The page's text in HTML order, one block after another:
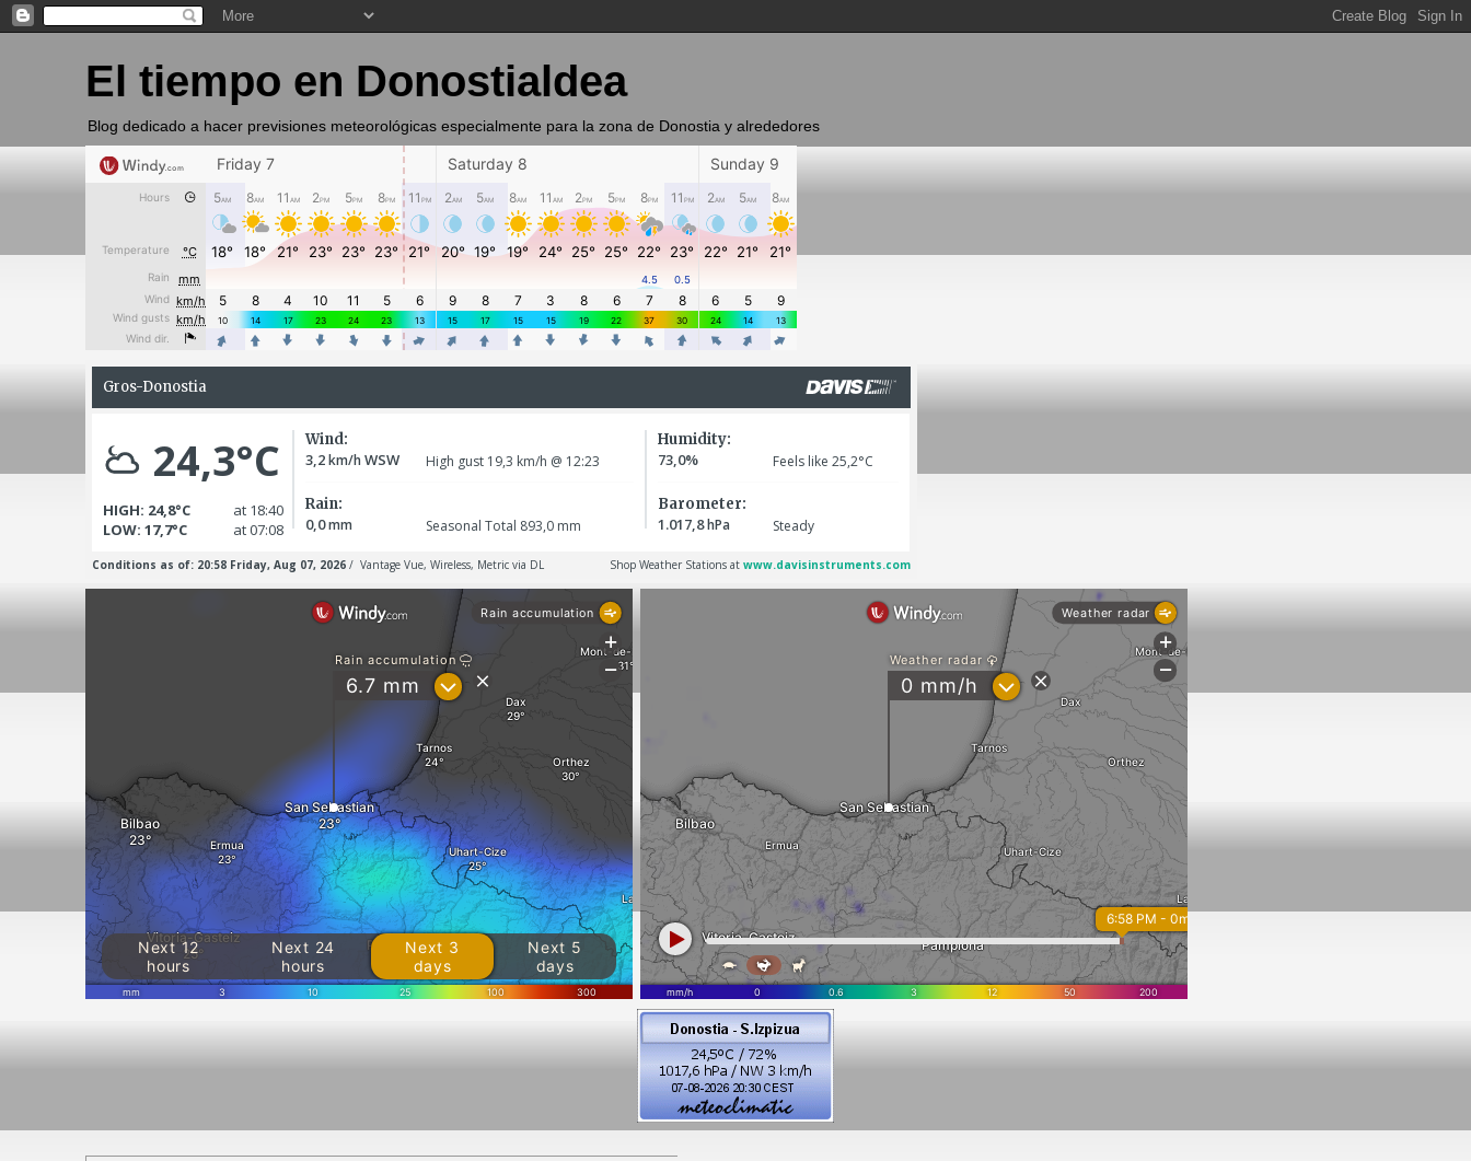
El tiempo en Donostialdea
Blog dedicado a hacer previsiones meteorológicas especialmente para la zona de Donostia y alrededores